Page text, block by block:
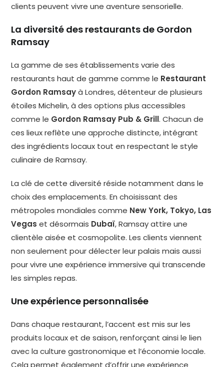
clients peuvent vivre une aventure sensorielle.
La diversité des restaurants de Gordon
Ramsay
La gamme de ses établissements varie des
restaurants haut de gamme comme le Restaurant
Gordon Ramsayà Londres, détenteur de plusieurs
étoiles Michelin, à des options plus accessibles
comme le Gordon Ramsay Pub & Grill. Chacun de
ces lieux reflète une approche distincte, intégrant
des ingrédients locaux tout en respectant le style
culinaire de Ramsay.
La clé de cette diversité réside notamment dans le
choix des emplacements. En choisissant des
métropoles mondiales comme New York, Tokyo, Las
Vegas et désormais Dubaï, Ramsay attire une
clientèle aisée et cosmopolite. Les clients viennent
non seulement pour délecter leur palais mais aussi
pour vivre une expérience immersive qui transcende
les simples repas.
Une expérience personnalisée
Dans chaque restaurant, l’accent est mis sur les
produits locaux et de saison, renforçant ainsi le lien
avec la culture gastronomique et l’économie locale.
Cela permet également d’offrir une expérience